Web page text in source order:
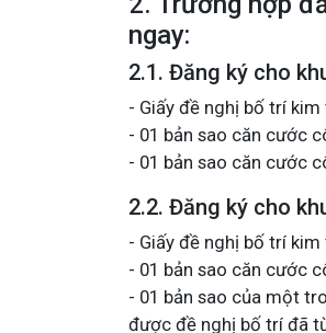
ngay:
2.1. Đăng ký cho
- Giấy đề nghị bố trí
- 01 bản sao căn cước
- 01 bản sao căn cước
2.2. Đăng ký cho
- Giấy đề nghị bố trí
- 01 bản sao căn cước
- 01 bản sao của một
được đề nghị bố trí đã